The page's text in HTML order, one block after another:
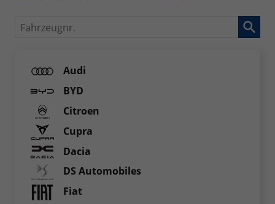
Fahrzeugnr.
Audi
BYD
Citroen
Cupra
Dacia
DS Automobiles
Fiat